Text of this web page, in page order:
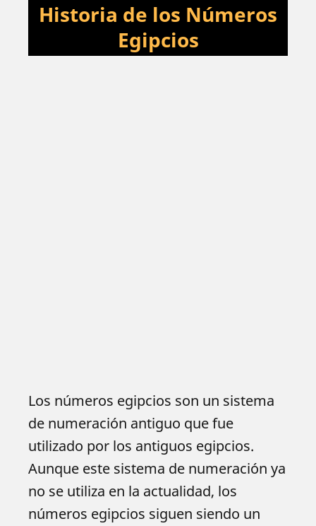
Historia de los Números
Egipcios
Los números egipcios son un sistema
de numeración antiguo que fue
utilizado por los antiguos egipcios.
Aunque este sistema de numeración ya
no se utiliza en la actualidad, los
números egipcios siguen siendo un